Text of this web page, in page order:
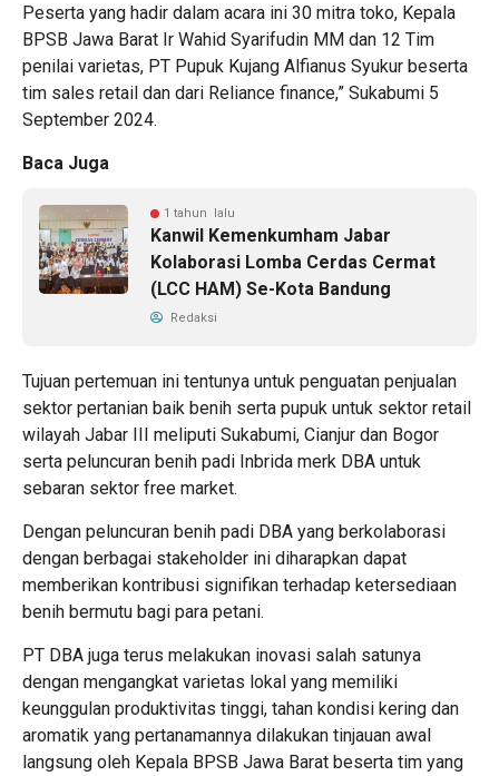
Peserta yang hadir dalam acara ini 30 mitra toko, Kepala
BPSB Jawa Barat Ir Wahid Syarifudin MM dan 12 Tim
penilai varietas, PT Pupuk Kujang Alfianus Syukur beserta
tim sales retail dan dari Reliance finance,” Sukabumi 5
September 2024.
Baca Juga
1 tahun lalu
Kanwil Kemenkumham Jabar
Kolaborasi Lomba Cerdas Cermat
(LCC HAM) Se-Kota Bandung
Redaksi
Tujuan pertemuan ini tentunya untuk penguatan penjualan
sektor pertanian baik benih serta pupuk untuk sektor retail
wilayah Jabar III meliputi Sukabumi, Cianjur dan Bogor
serta peluncuran benih padi Inbrida merk DBA untuk
sebaran sektor free market.
Dengan peluncuran benih padi DBA yang berkolaborasi
dengan berbagai stakeholder ini diharapkan dapat
memberikan kontribusi signifikan terhadap ketersediaan
benih bermutu bagi para petani.
PT DBA juga terus melakukan inovasi salah satunya
dengan mengangkat varietas lokal yang memiliki
keunggulan produktivitas tinggi, tahan kondisi kering dan
aromatik yang pertanamannya dilakukan tinjauan awal
langsung oleh Kepala BPSB Jawa Barat beserta tim yang